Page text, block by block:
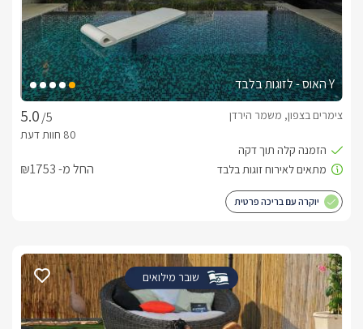
Y האוס - לזוגות בלבד
/5
צימרים בצפון, משמר הירדן
החל מ- ₪1753
יוקרה עם בריכה פרטית
שובר מילואים